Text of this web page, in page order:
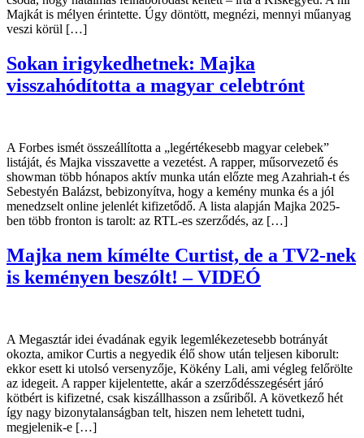
Majkát is mélyen érintette. Úgy döntött, megnézi, mennyi műanyag
veszi körül […]
Sokan irigykedhetnek: Majka
visszahódította a magyar celebtrónt
A Forbes ismét összeállította a „legértékesebb magyar celebek”
listáját, és Majka visszavette a vezetést. A rapper, műsorvezető és
showman több hónapos aktív munka után előzte meg Azahriah-t és
Sebestyén Balázst, bebizonyítva, hogy a kemény munka és a jól
menedzselt online jelenlét kifizetődő. A lista alapján Majka 2025-
ben több fronton is tarolt: az RTL-es szerződés, az […]
Majka nem kímélte Curtist, de a TV2-nek
is keményen beszólt! – VIDEÓ
A Megasztár idei évadának egyik legemlékezetesebb botrányát
okozta, amikor Curtis a negyedik élő show után teljesen kiborult:
ekkor esett ki utolsó versenyzője, Kökény Lali, ami végleg felőrölte
az idegeit. A rapper kijelentette, akár a szerződésszegésért járó
kötbért is kifizetné, csak kiszállhasson a zsűriből. A következő hét
így nagy bizonytalanságban telt, hiszen nem lehetett tudni,
megjelenik-e […]